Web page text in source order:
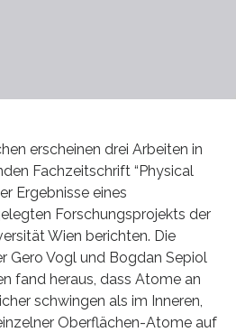
erscheinen drei Arbeiten in
Fachzeitschrift “Physical
Ergebnisse eines
Forschungsprojekts der
Wien berichten. Die
Gero Vogl und Bogdan Sepiol
fand heraus, dass Atome an
schwingen als im Inneren,
Oberflächen-Atome auf